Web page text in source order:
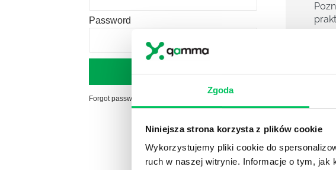
Zgoda
Niniejsza strona korzysta z plików cookie
Wykorzystujemy pliki cookie do
ruch w naszej witrynie. Informacje o tym, jak
Password
Forgot password?